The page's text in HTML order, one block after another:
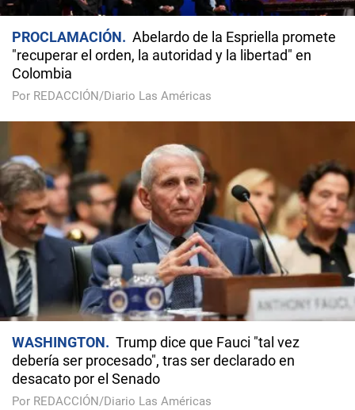
PROCLAMACIÓN
Abelardo de la Espriella promete
"recuperar el orden, la autoridad y la libertad" en
Colombia
Por REDACCIÓN/Diario Las Américas
WASHINGTON
Trump dice que Fauci "tal vez
debería ser procesado", tras ser declarado en
desacato por el Senado
Por REDACCIÓN/Diario Las Américas